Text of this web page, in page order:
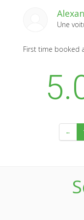
Une
First time booked
←